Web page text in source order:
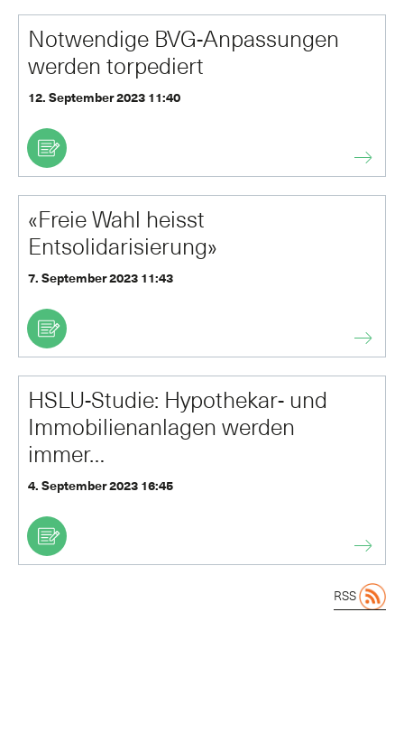
Notwendige BVG-Anpassungen
werden torpediert
12. September 2023 11:40
«Freie Wahl heisst
Entsolidarisierung»
7. September 2023 11:43
HSLU-Studie: Hypothekar- und
Immobilienanlagen werden
immer…
4. September 2023 16:45
RSS